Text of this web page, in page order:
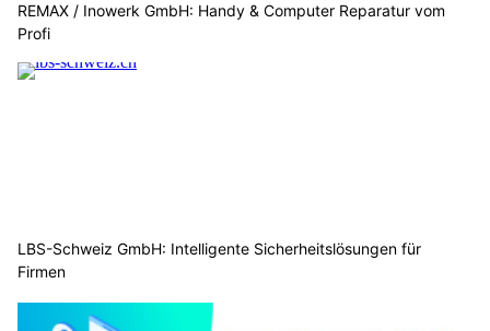
REMAX / Inowerk GmbH: Handy & Computer Reparatur vom
Profi
LBS-Schweiz GmbH: Intelligente Sicherheitslösungen für
Firmen